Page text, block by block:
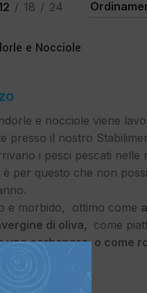
18 24
e Nocciole
e nocciole viene
presso il nostro
i pesci pescati nelle
per questo che non
e morbido, ottimo come
di oliva, come
carbonara, o come